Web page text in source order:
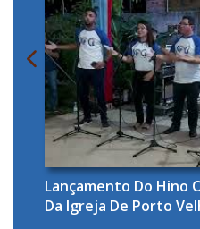
Lançamento Do Hino
Da Igreja De Porto